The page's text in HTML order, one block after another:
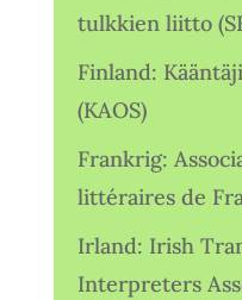
tulkkien liitto
Finland:
(KAOS)
Frankrig:
littéraires de
Irland: Irish
Interpreters